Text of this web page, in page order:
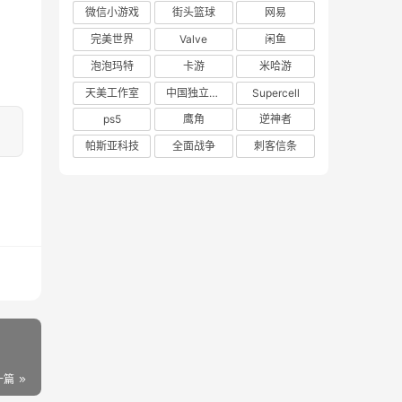
篇
微信小游戏 街头篮球
网易
完美世界
Valve
闲鱼
泡泡玛特
卡游
米哈游
天美工作室
中国独立游戏联盟
Supercell
ps5
鹰角
逆神者
帕斯亚科技
全面战争 刺客信条